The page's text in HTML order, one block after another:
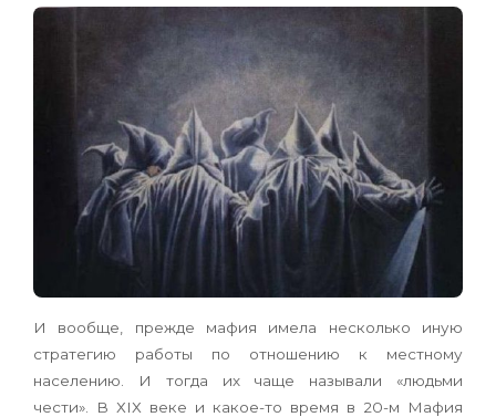
И вообще, прежде мафия имела несколько иную
стратегию работы по отношению к местному
населению. И тогда их чаще называли «людьми
чести». В ХIХ веке и какое-то время в 20-м Мафия